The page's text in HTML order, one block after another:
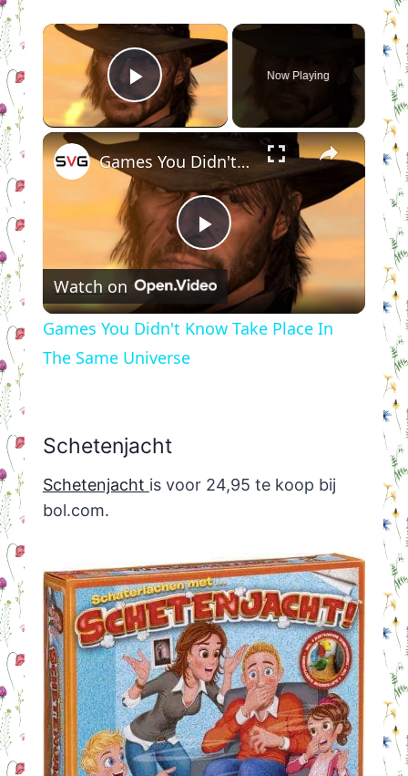
×
Play Video
Now Playing
×
Play
Video
Games You Didn't Know Take Place In The Same Universe
Watch on
Games You Didn't Know Take Place In
The Same Universe
Schetenjacht
Schetenjacht is voor 24,95 te koop bij
bol.com.